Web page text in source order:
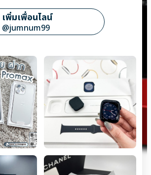
เพิ่มเพื่อนไลน์
@jumnum99